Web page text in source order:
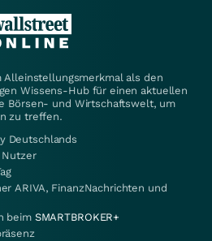
Alleinstellungsmerkmal als den
Wissens-Hub für einen aktuellen
Börsen- und Wirtschaftswelt, um
zu treffen.
Deutschlands
Nutzer
ARIVA, FinanzNachrichten und
beim SMARTBROKER+